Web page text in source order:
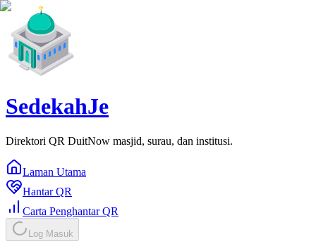
SedekahJe
Direktori QR DuitNow masjid, surau, dan institusi.
Laman Utama
Hantar QR
Carta Penghantar QR
Log Masuk